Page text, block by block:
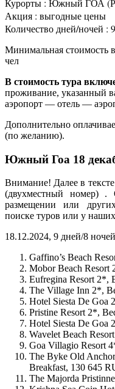
Курорты : Южный ГОА
Акция : выгодные цены
Количество дней/ночей :
Минимальная стоимость
чел
В стоимость тура
проживание, указанный
аэропорт — отель —
Дополнительно
(по желанию).
Южный Гоа 18
Внимание! Далее в тексте
(двухместный номер) .
размещении или
поиске туров или у
18.12.2024, 9 дней/8
Gaffino’s Beach
Mobor Beach Resort
Eufregina Resort 2*,
The Village Inn 2*,
Hotel Siesta De Goa
Pristine Resort 2*,
Hotel Siesta De Goa
Wavelet Beach
Goa Villagio Resort
The Byke Old
Breakfast, 130 645
The Majorda